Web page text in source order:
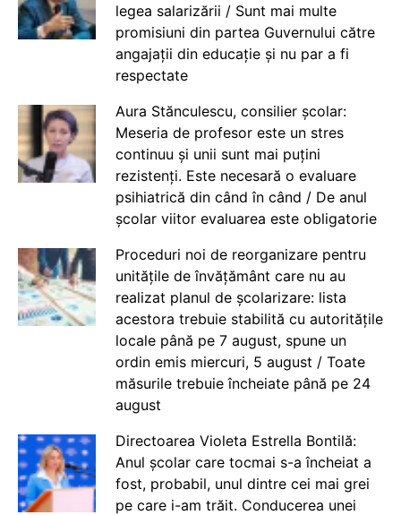
legea salarizării / Sunt mai multe
promisiuni din partea Guvernului către
angajații din educație și nu par a fi
respectate
Aura Stănculescu, consilier școlar:
Meseria de profesor este un stres
continuu și unii sunt mai puțini
rezistenți. Este necesară o evaluare
psihiatrică din când în când / De anul
școlar viitor evaluarea este obligatorie
Proceduri noi de reorganizare pentru
unitățile de învățământ care nu au
realizat planul de școlarizare: lista
acestora trebuie stabilită cu autoritățile
locale până pe 7 august, spune un
ordin emis miercuri, 5 august / Toate
măsurile trebuie încheiate până pe 24
august
Directoarea Violeta Estrella Bontilă:
Anul școlar care tocmai s-a încheiat a
fost, probabil, unul dintre cei mai grei
pe care i-am trăit. Conducerea unei